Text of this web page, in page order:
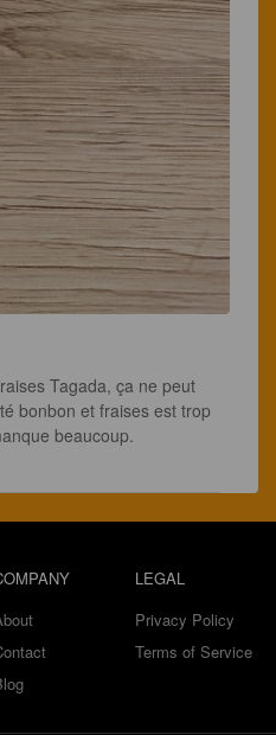
Tagada, ça ne peut
bonbon et fraises est trop
beaucoup.
LEGAL
Privacy Policy
Terms of Service